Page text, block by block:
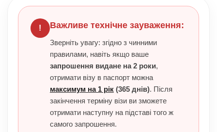
! Важливе технічне зауваження:
Зверніть увагу: згідно з чинними
правилами, навіть якщо ваше
запрошення видане на 2 роки,
отримати візу в паспорт можна
максимум на 1 рік(365 днів). Після
закінчення терміну візи ви зможете
отримати наступну на підставі того ж
самого запрошення.